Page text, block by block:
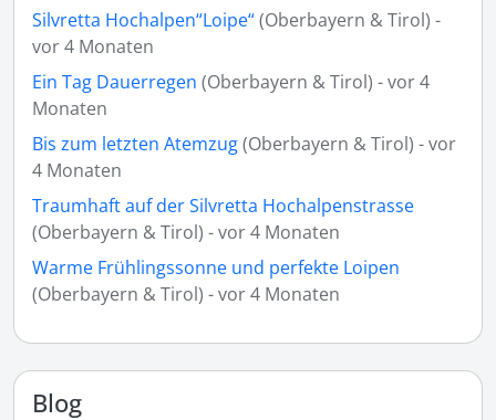
Silvretta Hochalpen“Loipe“(Oberbayern & Tirol) -
vor 4 Monaten
Ein Tag Dauerregen (Oberbayern & Tirol) - vor 4
Monaten
Bis zum letzten Atemzug(Oberbayern & Tirol) - vor
4 Monaten
Traumhaft auf der Silvretta Hochalpenstrasse
(Oberbayern & Tirol) - vor 4 Monaten
Warme Frühlingssonne und perfekte Loipen
(Oberbayern & Tirol) - vor 4 Monaten
Blog